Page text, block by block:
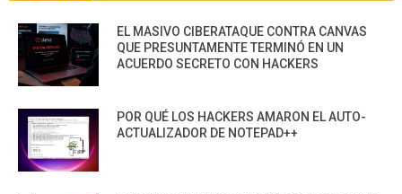
EL MASIVO CIBERATAQUE CONTRA CANVAS
QUE PRESUNTAMENTE TERMINÓ EN UN
ACUERDO SECRETO CON HACKERS
POR QUÉ LOS HACKERS AMARON EL AUTO-
ACTUALIZADOR DE NOTEPAD++